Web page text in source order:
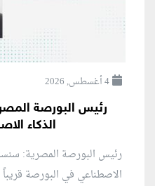
4 أغسطس, 2026
رئيس البورصة
الذكاء
رئيس البورصة المصرية:
الاصطناعي في البورصة قريباً